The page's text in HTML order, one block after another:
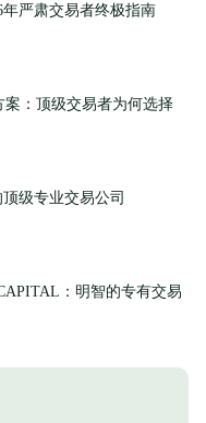
严肃交易者终极指南
案：顶级交易者为何选择
级专业交易公司
：明智的专有交易